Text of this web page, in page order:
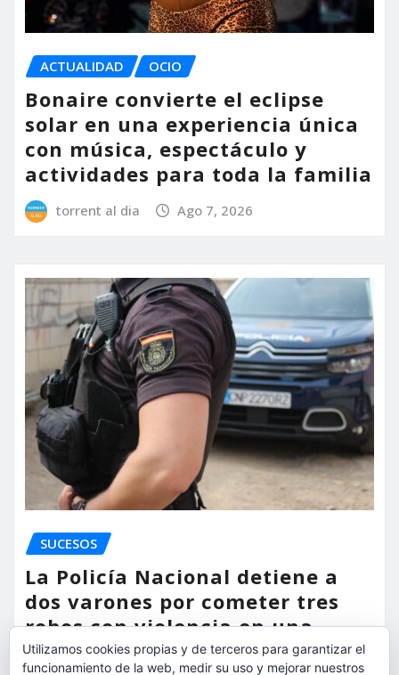
ACTUALIDAD OCIO
Bonaire convierte el eclipse
solar en una experiencia única
con música, espectáculo y
actividades para toda la familia
torrent al dia Ago 7, 2026
SUCESOS
La Policía Nacional detiene a
dos varones por cometer tres
robos con violencia en una
misma mañana
Utilizamos cookies propias y de terceros para garantizar el
funcionamiento de la web, medir su uso y mejorar nuestros